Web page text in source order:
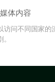
体内容
访问不同国家的